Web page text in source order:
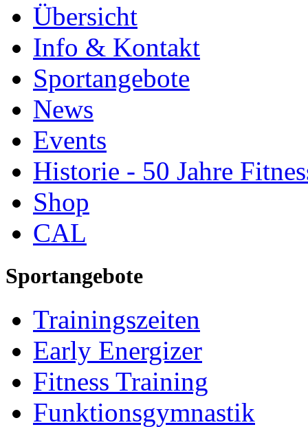
Übersicht
Info & Kontakt
Sportangebote
News
Events
Historie - 50 Jahre
Shop
CAL
Sportangebote
Trainingszeiten
Early Energizer
Fitness Training
Funktionsgymnastik